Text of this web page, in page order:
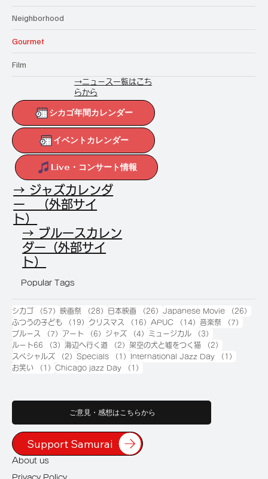
Neighborhood
Gourmet
Film
→ニュース一覧はこち
らから
シカゴ年間カレンダー
イベントカレンダー
Live・コンサート情報
→ ジャズカレンダ
ー （外部サイ
ト）
→ ブルースカレン
ダー（外部サイ
ト）
Popular Tags
シカゴ （57） 57件の記事
映画祭 （28） 28件の記事
日本映画 （26） 26件の記事
Japanese Movie （26）
ふつうの子ども
（19） 19件の記事
クリスマス （16） 16件の記事
APUC （14） 14件の記事
音楽祭 （7）
ブルース
（7） 7件の記事
アート （6） 6件の記事
ジャズ （4） 4件の記事
ミュージカル （3）
ルート66
（3） 3件の記事
海辺へ行く道 （2） 2件の記事
架空の犬と嘘をつく猫 （2）
スペシャルズ
（2） 2件の記事
Specials （1） 1件の記事
International Jazz Day （1）
お笑い
（1） 1件の記事
Chicago jazz Day （1）
ご意見・感想はこちらから
About us
Support Samurai